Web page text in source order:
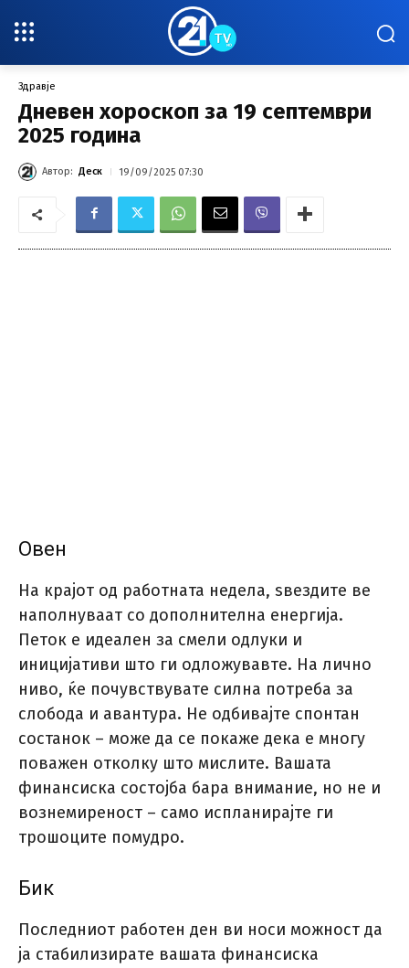
Здравје
Дневен хороскоп за 19 септември
2025 година
Автор: Деск 19/09/2025 07:30
Овен
На крајот од работната недела, ѕвездите ве
наполнуваат со дополнителна енергија.
Петок е идеален за смели одлуки и
иницијативи што ги одложувавте. На лично
ниво, ќе почувствувате силна потреба за
слобода и авантура. Не одбивајте спонтан
состанок – може да се покаже дека е многу
поважен отколку што мислите. Вашата
финансиска состојба бара внимание, но не и
вознемиреност – само испланирајте ги
трошоците помудро.
Бик
Последниот работен ден ви носи можност да
ја стабилизирате вашата финансиска